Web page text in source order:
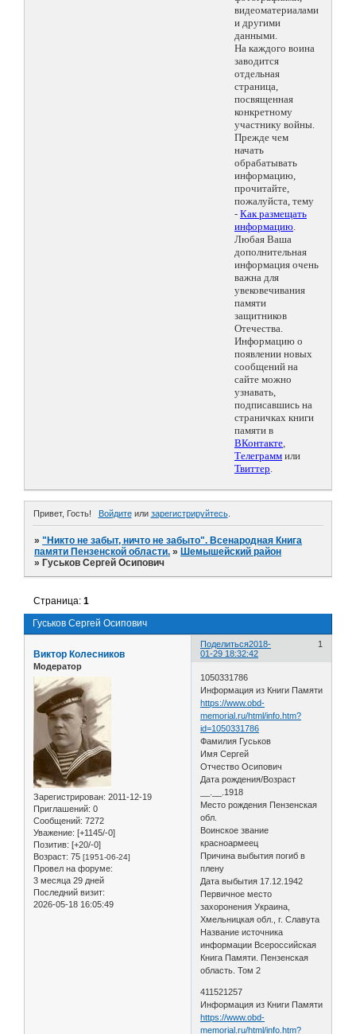
видеоматериалами
и другими
данными.
На каждого воина
заводится
отдельная
страница,
посвященная
конкретному
участнику войны.
Прежде чем
начать
обрабатывать
информацию,
прочитайте,
пожалуйста, тему
- Как размещать
информацию.
Любая Ваша
дополнительная
информация очень
важна для
увековечивания
памяти
защитников
Отечества.
Информацию о
появлении новых
сообщений на
сайте можно
узнавать,
подписавшись на
страничках книги
памяти в
ВКонтакте,
Телеграмм или
Твиттер.
Привет, Гость! Войдитеили зарегистрируйтесь.
»"Никто не забыт, ничто не забыто". Всенародная Книга
памяти Пензенской области. » Шемышейский район
» Гуськов Сергей Осипович
Гуськов Сергей Осипович
Страница:1
Поделиться 1
2018-
01-29 18:32:42
Виктор Колесников
Модератор
Зарегистрирован: 2011-12-19
Приглашений: 0
Сообщений: 7272
Уважение: [+1145/-0]
Позитив: [+20/-0]
Возраст: 75 [1951-06-24]
Провел на форуме:
3 месяца 29 дней
Последний визит:
2026-05-18 16:05:49
1050331786
Информация из Книги Памяти
https://www.obd-
memorial.ru/html/info.htm?
id=1050331786
Фамилия Гуськов
Имя Сергей
Отчество Осипович
Дата рождения/Возраст
__.__.1918
Место рождения Пензенская
обл.
Воинское звание
красноармеец
Причина выбытия погиб в
плену
Дата выбытия 17.12.1942
Первичное место
захоронения Украина,
Хмельницкая обл., г. Славута
Название источника
информации Всероссийская
Книга Памяти. Пензенская
область. Том 2
411521257
Информация из Книги Памяти
https://www.obd-
memorial.ru/html/info.htm?